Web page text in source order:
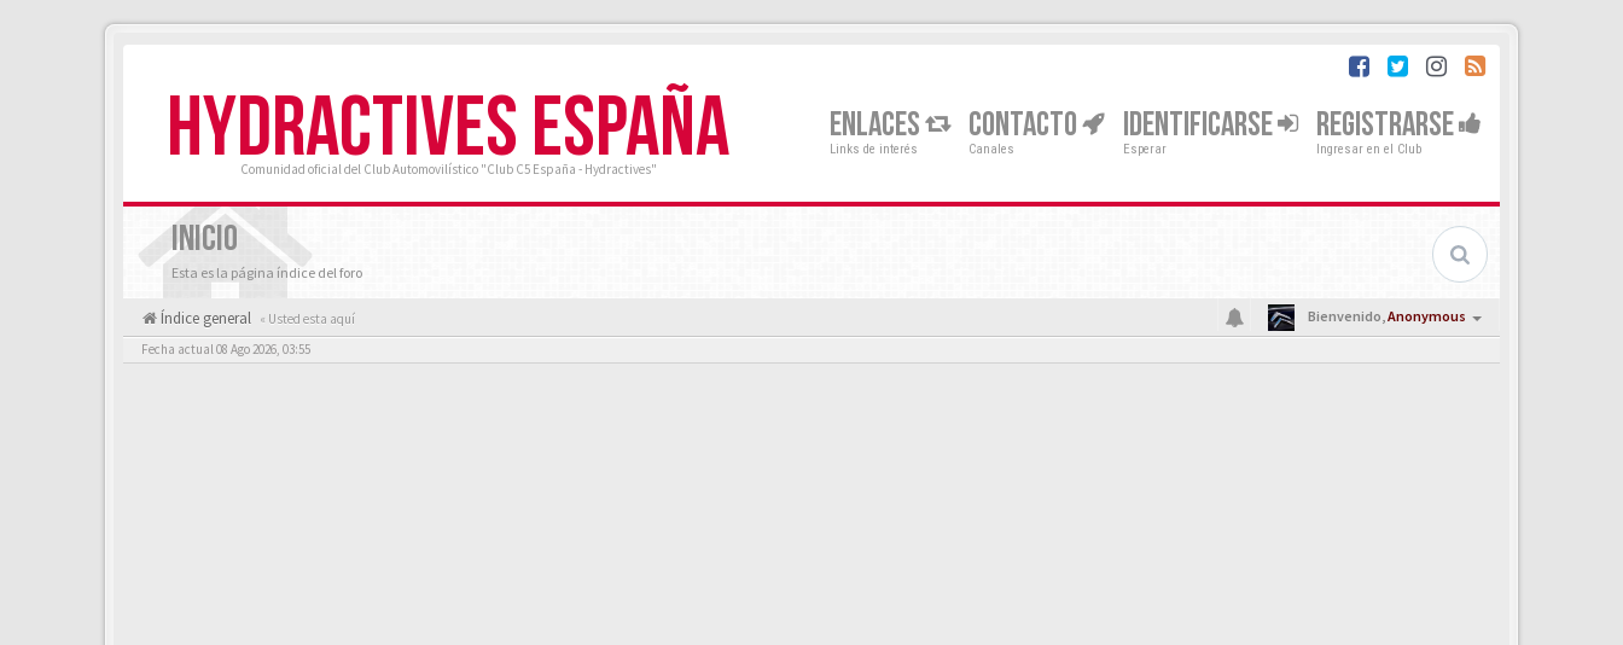
HYDRACTIVES ESPAÑA
Comunidad oficial del Club Automovilístico "Club C5 España - Hydractives"
ENLACES
Links de interés
CONTACTO
Canales
IDENTIFICARSE
Esperar
REGISTRARSE
Ingresar en el Club
INICIO
Esta es la página índice del foro
Índice general « Usted esta aquí Bienvenido,Anonymous
Fecha actual 08 Ago 2026, 03:55